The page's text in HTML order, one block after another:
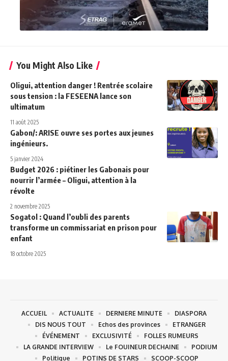
You Might Also Like
Oligui, attention danger ! Rentrée scolaire
sous tension : la FESEENA lance son
ultimatum
11 août 2025
Gabon/: ARISE ouvre ses portes aux jeunes
ingénieurs.
5 janvier 2024
Budget 2026 : piétiner les Gabonais pour
nourrir l’armée – Oligui, attention à la
révolte
2 novembre 2025
Sogatol : Quand l’oubli des parents
transforme un commissariat en prison pour
enfant
18 octobre 2025
ACCUEIL ACTUALITE DERNIERE MINUTE
DIASPORA
DIS NOUS TOUT
Echos des provinces
ETRANGER
ÉVÉNEMENT
EXCLUSIVITÉ
FOLLES RUMEURS
LA GRANDE INTERVIEW
Le FOUINEUR DECHAINE
PODIUM
Politique
POTINS DE STARS SCOOP-SCOOP